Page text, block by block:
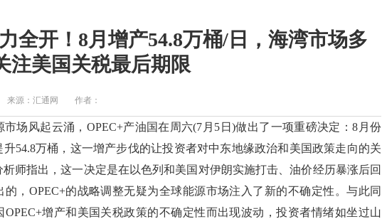
全开！8月增产54.8万桶/日，海湾市场多
注美国关税最后期限
来源：汇通网 作者：
风起云涌，OPEC+产油国在周六(7月5日)做出了一项重磅决定：8月份
54.8万桶，这一增产步伐的让投资者对中东地缘政治和美国政策走向的关
师指出，这一决定是在以色列和美国对伊朗实施打击、油价经历暴涨后回
的，OPEC+的战略调整无疑为全球能源市场注入了新的不确定性。与此同
OPEC+增产和美国关税政策的不确定性而出现波动，投资者情绪如坐过山